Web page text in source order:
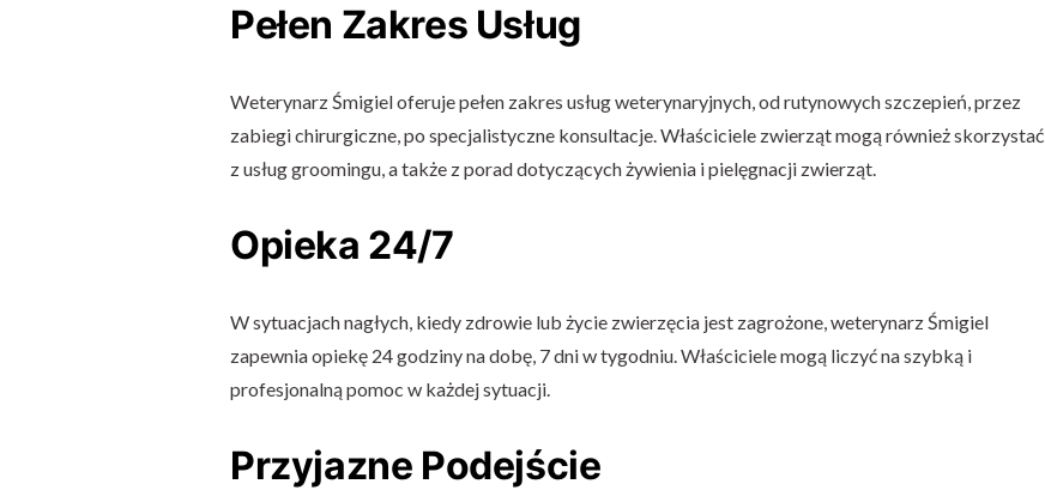
Pełen Zakres Usług
Weterynarz Śmigiel oferuje pełen zakres usług weterynaryjnych, od rutynowych szczepień, przez
zabiegi chirurgiczne, po specjalistyczne konsultacje. Właściciele zwierząt mogą również skorzystać
z usług groomingu, a także z porad dotyczących żywienia i pielęgnacji zwierząt.
Opieka 24/7
W sytuacjach nagłych, kiedy zdrowie lub życie zwierzęcia jest zagrożone, weterynarz Śmigiel
zapewnia opiekę 24 godziny na dobę, 7 dni w tygodniu. Właściciele mogą liczyć na szybką i
profesjonalną pomoc w każdej sytuacji.
Przyjazne Podejście